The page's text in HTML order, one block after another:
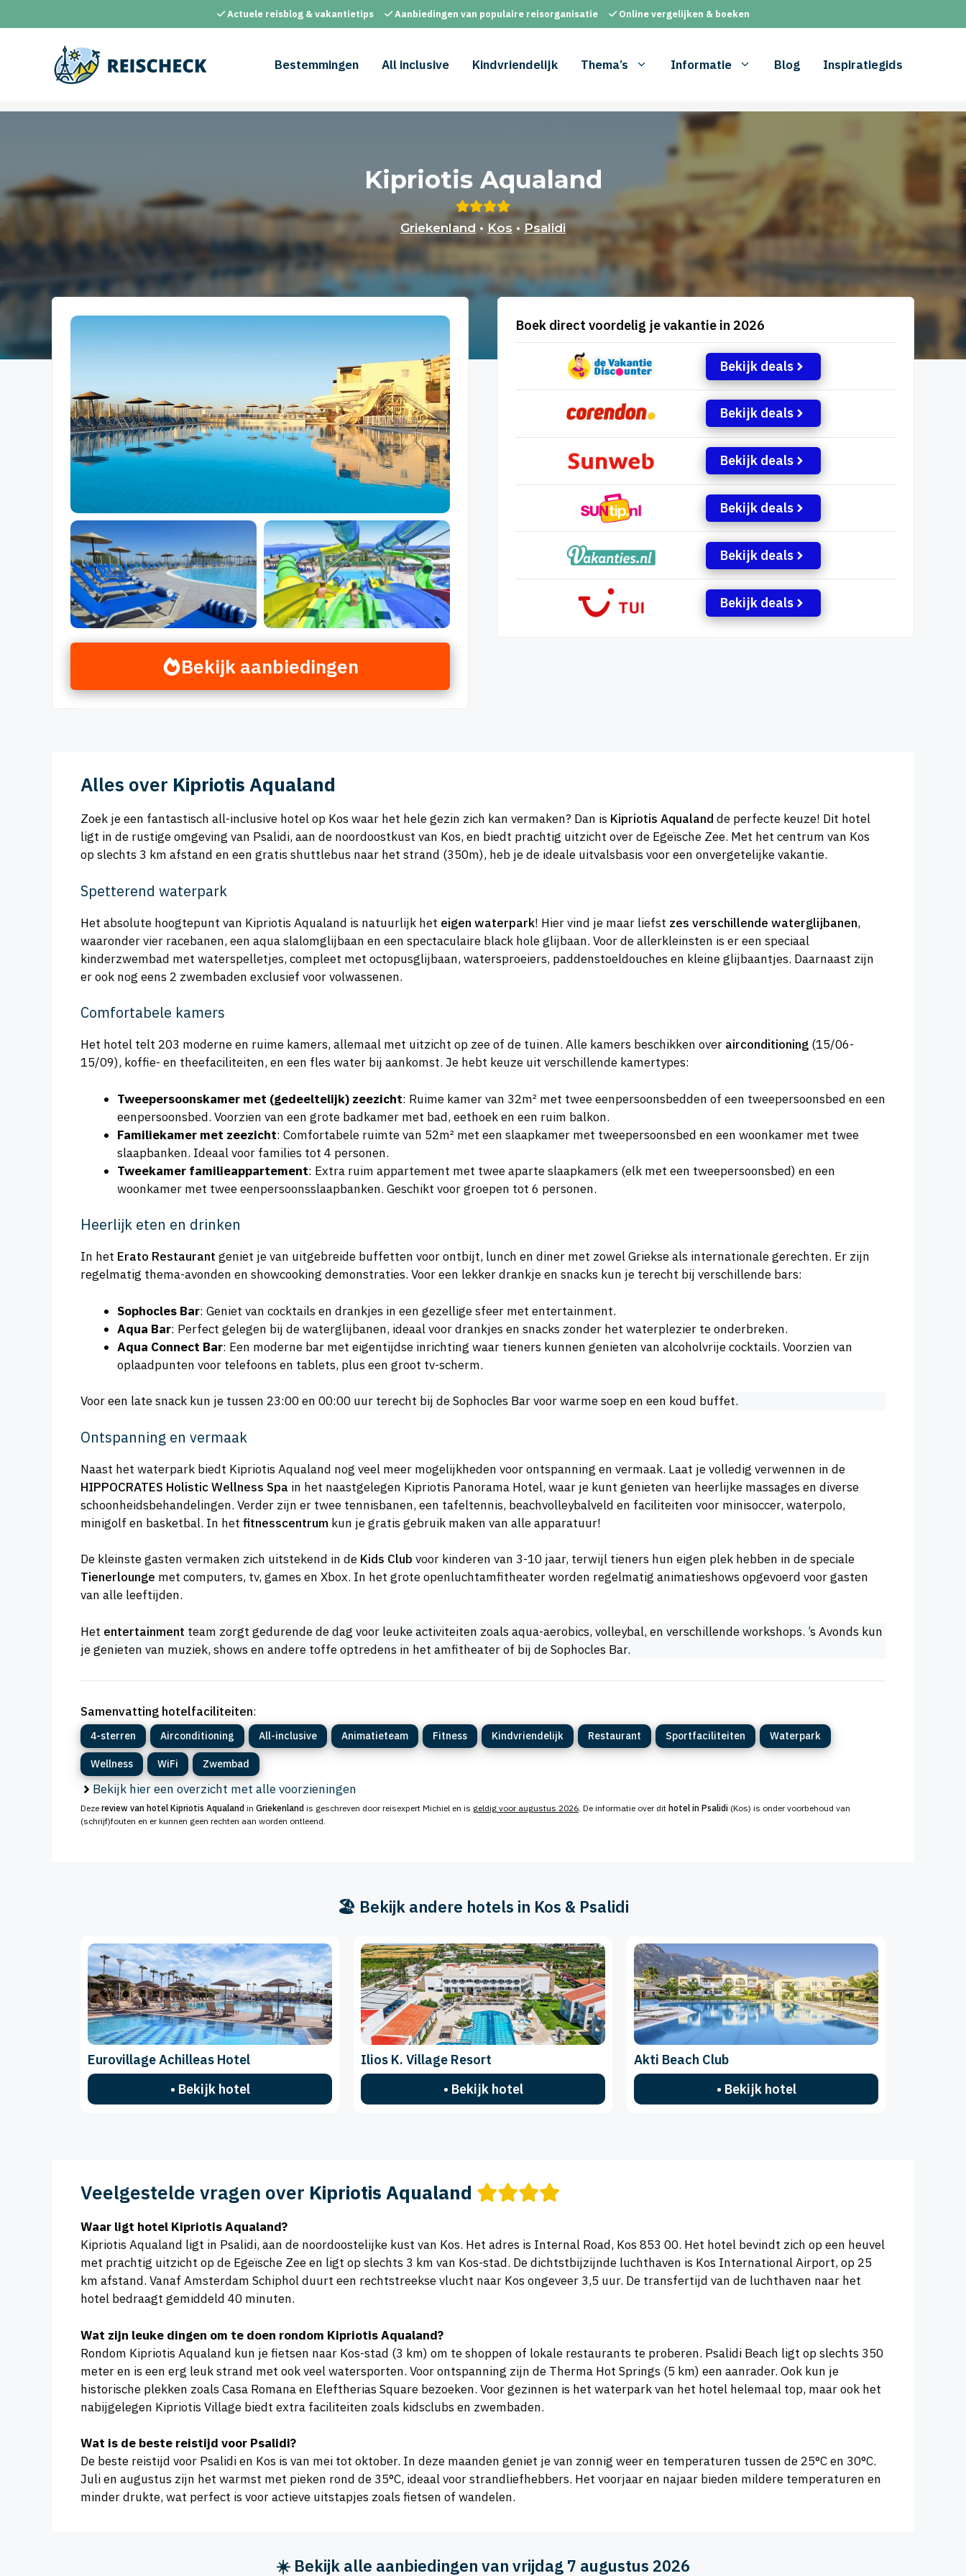
naar
Actuele reisblog & vakantietips Aanbiedingen van populaire reisorganisatie Online vergelijken & boeken
Bestemmingen All inclusive Kindvriendelijk Thema’s Informatie Blog Inspiratiegids
Kipriotis Aqualand
Griekenland • Kos • Psalidi
Bekijk aanbiedingen
Boek direct voordelig je vakantie in 2026
Bekijk deals
Bekijk deals
Bekijk deals
Bekijk deals
Bekijk deals
Bekijk deals
Alles over Kipriotis Aqualand
Zoek je een fantastisch all-inclusive hotel op Kos waar het hele gezin zich kan vermaken? Dan is Kipriotis Aqualand de perfecte keuze! Dit hotel
ligt in de rustige omgeving van Psalidi, aan de noordoostkust van Kos, en biedt prachtig uitzicht over de Egeïsche Zee. Met het centrum van Kos
op slechts 3 km afstand en een gratis shuttlebus naar het strand (350m), heb je de ideale uitvalsbasis voor een onvergetelijke vakantie.
Spetterend waterpark
Het absolute hoogtepunt van Kipriotis Aqualand is natuurlijk het eigen waterpark! Hier vind je maar liefst zes verschillende waterglijbanen,
waaronder vier racebanen, een aqua slalomglijbaan en een spectaculaire black hole glijbaan. Voor de allerkleinsten is er een speciaal
kinderzwembad met waterspelletjes, compleet met octopusglijbaan, watersproeiers, paddenstoeldouches en kleine glijbaantjes. Daarnaast zijn
er ook nog eens 2 zwembaden exclusief voor volwassenen.
Comfortabele kamers
Het hotel telt 203 moderne en ruime kamers, allemaal met uitzicht op zee of de tuinen. Alle kamers beschikken over airconditioning (15/06-
15/09), koffie- en theefaciliteiten, en een fles water bij aankomst. Je hebt keuze uit verschillende kamertypes:
Tweepersoonskamer met (gedeeltelijk) zeezicht: Ruime kamer van 32m² met twee eenpersoonsbedden of een tweepersoonsbed en een
eenpersoonsbed. Voorzien van een grote badkamer met bad, eethoek en een ruim balkon.
Familiekamer met zeezicht: Comfortabele ruimte van 52m² met een slaapkamer met tweepersoonsbed en een woonkamer met twee
slaapbanken. Ideaal voor families tot 4 personen.
Tweekamer familieappartement: Extra ruim appartement met twee aparte slaapkamers (elk met een tweepersoonsbed) en een
woonkamer met twee eenpersoonsslaapbanken. Geschikt voor groepen tot 6 personen.
Heerlijk eten en drinken
In het Erato Restaurant geniet je van uitgebreide buffetten voor ontbijt, lunch en diner met zowel Griekse als internationale gerechten. Er zijn
regelmatig thema-avonden en showcooking demonstraties. Voor een lekker drankje en snacks kun je terecht bij verschillende bars:
Sophocles Bar: Geniet van cocktails en drankjes in een gezellige sfeer met entertainment.
Aqua Bar: Perfect gelegen bij de waterglijbanen, ideaal voor drankjes en snacks zonder het waterplezier te onderbreken.
Aqua Connect Bar: Een moderne bar met eigentijdse inrichting waar tieners kunnen genieten van alcoholvrije cocktails. Voorzien van
oplaadpunten voor telefoons en tablets, plus een groot tv-scherm.
Voor een late snack kun je tussen 23:00 en 00:00 uur terecht bij de Sophocles Bar voor warme soep en een koud buffet.
Ontspanning en vermaak
Naast het waterpark biedt Kipriotis Aqualand nog veel meer mogelijkheden voor ontspanning en vermaak. Laat je volledig verwennen in de
HIPPOCRATES Holistic Wellness Spa in het naastgelegen Kipriotis Panorama Hotel, waar je kunt genieten van heerlijke massages en diverse
schoonheidsbehandelingen. Verder zijn er twee tennisbanen, een tafeltennis, beachvolleybalveld en faciliteiten voor minisoccer, waterpolo,
minigolf en basketbal. In het fitnesscentrum kun je gratis gebruik maken van alle apparatuur!
De kleinste gasten vermaken zich uitstekend in de Kids Club voor kinderen van 3-10 jaar, terwijl tieners hun eigen plek hebben in de speciale
Tienerlounge met computers, tv, games en Xbox. In het grote openluchtamfitheater worden regelmatig animatieshows opgevoerd voor gasten
van alle leeftijden.
Het entertainment team zorgt gedurende de dag voor leuke activiteiten zoals aqua-aerobics, volleybal, en verschillende workshops. ’s Avonds kun
je genieten van muziek, shows en andere toffe optredens in het amfitheater of bij de Sophocles Bar.
Samenvatting hotelfaciliteiten:
4-sterren Airconditioning All-inclusive Animatieteam Fitness Kindvriendelijk Restaurant Sportfaciliteiten Waterpark
Wellness WiFi Zwembad
Bekijk hier een overzicht met alle voorzieningen
Deze review van hotel Kipriotis Aqualand in Griekenland is geschreven door reisexpert Michiel en is geldig voor augustus 2026 . De informatie over dit hotel in Psalidi (Kos) is onder voorbehoud van
(schrijf)fouten en er kunnen geen rechten aan worden ontleend.
🏖️ Bekijk andere hotels in Kos & Psalidi
Eurovillage Achilleas Hotel
• Bekijk hotel
Ilios K. Village Resort
• Bekijk hotel
Akti Beach Club
• Bekijk hotel
Veelgestelde vragen over Kipriotis Aqualand
Waar ligt hotel Kipriotis Aqualand?
Kipriotis Aqualand ligt in Psalidi, aan de noordoostelijke kust van Kos. Het adres is Internal Road, Kos 853 00. Het hotel bevindt zich op een heuvel
met prachtig uitzicht op de Egeïsche Zee en ligt op slechts 3 km van Kos-stad. De dichtstbijzijnde luchthaven is Kos International Airport, op 25
km afstand. Vanaf Amsterdam Schiphol duurt een rechtstreekse vlucht naar Kos ongeveer 3,5 uur. De transfertijd van de luchthaven naar het
hotel bedraagt gemiddeld 40 minuten.
Wat zijn leuke dingen om te doen rondom Kipriotis Aqualand?
Rondom Kipriotis Aqualand kun je fietsen naar Kos-stad (3 km) om te shoppen of lokale restaurants te proberen. Psalidi Beach ligt op slechts 350
meter en is een erg leuk strand met ook veel watersporten. Voor ontspanning zijn de Therma Hot Springs (5 km) een aanrader. Ook kun je
historische plekken zoals Casa Romana en Eleftherias Square bezoeken. Voor gezinnen is het waterpark van het hotel helemaal top, maar ook het
nabijgelegen Kipriotis Village biedt extra faciliteiten zoals kidsclubs en zwembaden.
Wat is de beste reistijd voor Psalidi?
De beste reistijd voor Psalidi en Kos is van mei tot oktober. In deze maanden geniet je van zonnig weer en temperaturen tussen de 25°C en 30°C.
Juli en augustus zijn het warmst met pieken rond de 35°C, ideaal voor strandliefhebbers. Het voorjaar en najaar bieden mildere temperaturen en
minder drukte, wat perfect is voor actieve uitstapjes zoals fietsen of wandelen.
☀️ Bekijk alle aanbiedingen van vrijdag 7 augustus 2026